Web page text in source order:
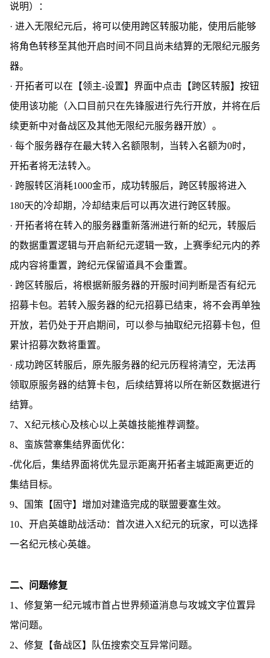
说明）：
· 进入无限纪元后，将可以使用跨区转服功能，使用后能够
将角色转移至其他开启时间不同且尚未结算的无限纪元服务
器。
· 开拓者可以在【领主-设置】界面中点击【跨区转服】按钮
使用该功能（入口目前只在先锋服进行先行开放，并将在后
续更新中对备战区及其他无限纪元服务器开放）。
· 每个服务器存在最大转入名额限制，当转入名额为0时，
开拓者将无法转入。
· 跨服转区消耗1000金币，成功转服后，跨区转服将进入
180天的冷却期，冷却结束后可以再次进行跨区转服。
· 开拓者将在转入的服务器重新落洲进行新的纪元，转服后
的数据重置逻辑与开启新纪元逻辑一致，上赛季纪元内的养
成内容将重置，跨纪元保留道具不会重置。
· 跨区转服后，将根据新服务器的开服时间判断是否有纪元
招募卡包。若转入服务器的纪元招募已结束，将不会再单独
开放，若仍处于开启期间，可以参与抽取纪元招募卡包，但
累计招募次数将重置。
· 成功跨区转服后，原先服务器的纪元历程将清空，无法再
领取原服务器的结算卡包，后续结算将以所在新区数据进行
结算。
7、X纪元核心及核心以上英雄技能推荐调整。
8、蛮族营寨集结界面优化：
-优化后，集结界面将优先显示距离开拓者主城距离更近的
集结目标。
9、国策【固守】增加对建造完成的联盟要塞生效。
10、开启英雄助战活动：首次进入X纪元的玩家，可以选择
一名纪元核心英雄。
二、问题修复
1、修复第一纪元城市首占世界频道消息与攻城文字位置异
常问题。
2、修复【备战区】队伍搜索交互异常问题。